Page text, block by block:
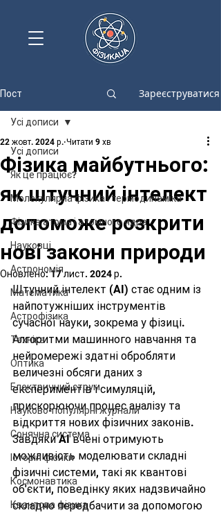
Пост Зареєструватися
Усі дописи
Як це працює?
Молекулярна фізика і термодинаміка
Фізика атома і атомного ядра
Науковці
Астрономія
Математика
Астрофізика
Техніка
Оптика
Електричний струм
Науково-популярні журнали
Сонячна система
Історія фізики
Космонавтика
Квантова фізика
Усі дописи
Фізика майбутнього:
як штучний інтелект
допоможе розкрити
нові закони природи
22 жовт. 2024 р. Читати 9 хв
Оновлено:17 лист. 2024 р.
Штучний інтелект (AI) стає одним із
найпотужніших інструментів
сучасної науки, зокрема у фізиці.
Алгоритми машинного навчання та
нейромережі здатні обробляти
величезні обсяги даних з
експериментів і симуляцій,
прискорюючи процес аналізу та
відкриття нових фізичних законів.
Завдяки AI вчені отримують
можливість моделювати складні
фізичні системи, такі як квантові
об'єкти, поведінку яких надзвичайно
складно передбачити за допомогою